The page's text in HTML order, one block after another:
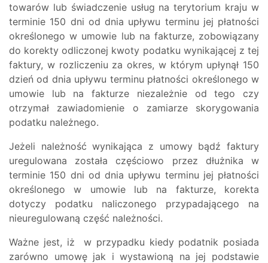
towarów lub świadczenie usług na terytorium kraju w
terminie 150 dni od dnia upływu terminu jej płatności
określonego w umowie lub na fakturze, zobowiązany
do korekty odliczonej kwoty podatku wynikającej z tej
faktury, w rozliczeniu za okres, w którym upłynął 150
dzień od dnia upływu terminu płatności określonego w
umowie lub na fakturze niezależnie od tego czy
otrzymał zawiadomienie o zamiarze skorygowania
podatku należnego.
Jeżeli należność wynikająca z umowy bądź faktury
uregulowana została częściowo przez dłużnika w
terminie 150 dni od dnia upływu terminu jej płatności
określonego w umowie lub na fakturze, korekta
dotyczy podatku naliczonego przypadającego na
nieuregulowaną część należności.
Ważne jest, iż w przypadku kiedy podatnik posiada
zarówno umowę jak i wystawioną na jej podstawie